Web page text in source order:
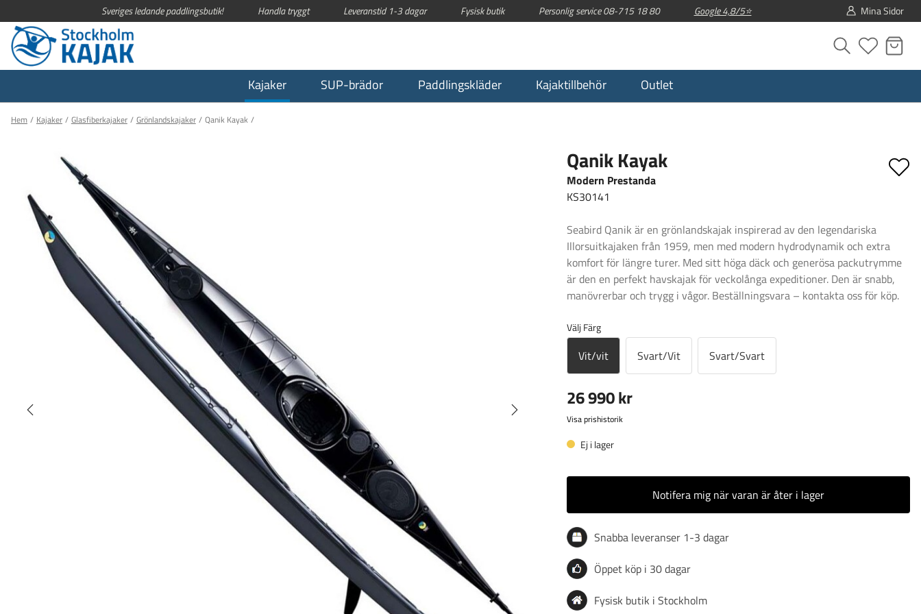
Sveriges ledande paddlingsbutik! Handla tryggt Leveranstid 1-3 dagar Fysisk butik Personlig service 08-715 18 80 Google 4,8/5⭐ Mina Sidor
Kajaker SUP-brädor Paddlingskläder Kajaktillbehör Outlet
Hem Kajaker Glasfiberkajaker Grönlandskajaker Qanik Kayak
Qanik Kayak
Modern Prestanda
KS30141
Seabird Qanik är en grönlandskajak inspirerad av den legendariska
Illorsuitkajaken från 1959, men med modern hydrodynamik och extra
komfort för längre turer. Med sitt höga däck och generösa packutrymme
är den en perfekt havskajak för veckolånga expeditioner. Den är snabb,
manövrerbar och trygg i vågor. Beställningsvara – kontakta oss för köp.
Välj Färg
Vit/vit Svart/Vit Svart/Svart
26 990 kr
Visa prishistorik
Ej i lager
Notifera mig när varan är åter i lager
Snabba leveranser 1-3 dagar
Öppet köp i 30 dagar
Fysisk butik i Stockholm